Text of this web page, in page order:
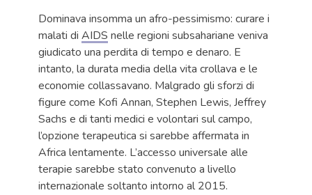
Dominava insomma un afro-pessimismo: curare i
malati di AIDS nelle regioni subsahariane veniva
giudicato una perdita di tempo e denaro. E
intanto, la durata media della vita crollava e le
economie collassavano. Malgrado gli sforzi di
figure come Kofi Annan, Stephen Lewis, Jeffrey
Sachs e di tanti medici e volontari sul campo,
l’opzione terapeutica si sarebbe affermata in
Africa lentamente. L’accesso universale alle
terapie sarebbe stato convenuto a livello
internazionale soltanto intorno al 2015.